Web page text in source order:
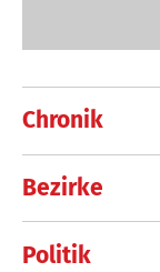
Chronik
Bezirke
Politik